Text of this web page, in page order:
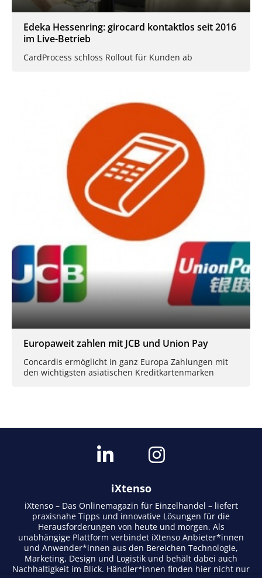
Edeka Hessenring: girocard kontaktlos seit 2016
im Live-Betrieb
CardProcess schloss Rollout für Kunden ab
Europaweit zahlen mit JCB und Union Pay
Concardis ermöglicht in ganz Europa Zahlungen mit
den wichtigsten asiatischen Kreditkartenmarken
iXtenso
iXtenso – Das Onlinemagazin für Einzelhandel – liefert
praxisnahe Tipps und innovative Lösungen für die
Herausforderungen von heute und morgen. Als
unabhängige Plattform verbindet iXtenso Anbieter*innen
und Anwender*innen aus den Bereichen Technologie,
Marketing, Design und Logistik und behält dabei auch
Nachhaltigkeit im Blick. Händler*innen finden hier nicht nur